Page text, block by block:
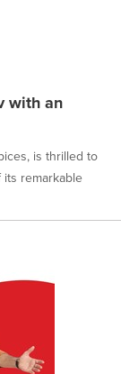
with an
is thrilled to
remarkable